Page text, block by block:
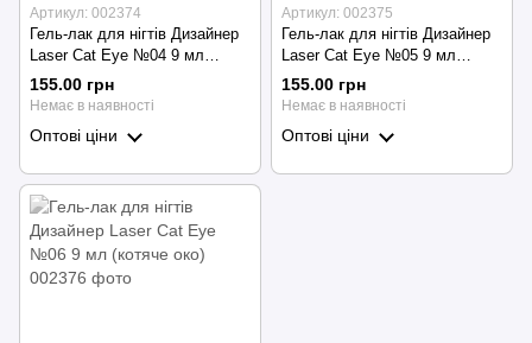
Артикул: 002374
Гель-лак для нігтів Дизайнер
Laser Cat Eye №04 9 мл
(котяче око)
155.00 грн
Немає в наявності
Оптові ціни
Артикул: 002375
Гель-лак для нігтів Дизайнер
Laser Cat Eye №05 9 мл
(котяче око)
155.00 грн
Немає в наявності
Оптові ціни